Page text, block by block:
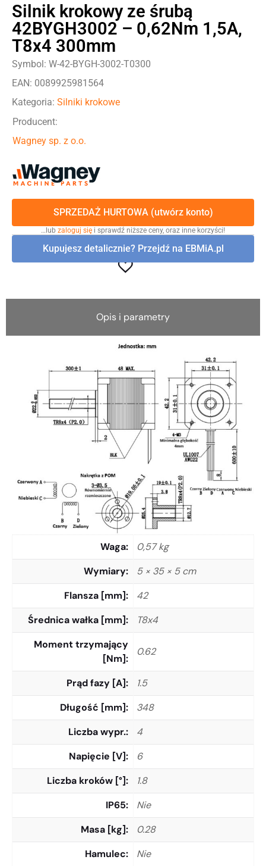
Silnik krokowy ze śrubą
42BYGH3002 – 0,62Nm 1,5A,
T8x4 300mm
Symbol: W-42-BYGH-3002-T0300
EAN: 0089925981564
Kategoria: Silniki krokowe
Producent:
Wagney sp. z o.o.
SPRZEDAŻ HURTOWA (utwórz konto)
…lub zaloguj się i sprawdź niższe ceny, oraz inne korzyści!
Kupujesz detalicznie? Przejdź na EBMiA.pl
Opis i parametry
Waga
0,57 kg
Wymiary
5 × 35 × 5 cm
Flansza [mm]
42
Średnica wałka [mm]
T8x4
Moment trzymający
[Nm]
0.62
Prąd fazy [A]
1.5
Długość [mm]
348
Liczba wypr.
4
Napięcie [V]
6
Liczba kroków [°]
1.8
IP65
Nie
Masa [kg]
0.28
Hamulec
Nie